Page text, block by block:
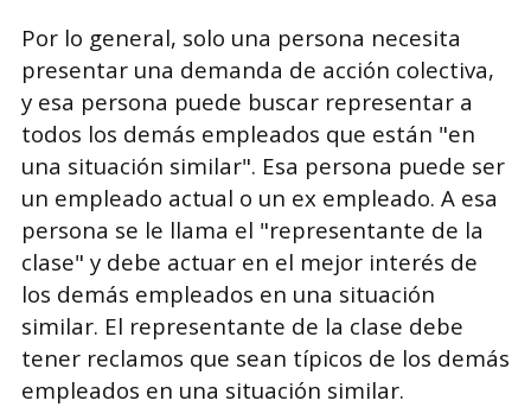
Por lo general, solo una persona necesita
presentar una demanda de acción colectiva,
y esa persona puede buscar representar a
todos los demás empleados que están "en
una situación similar". Esa persona puede ser
un empleado actual o un ex empleado. A esa
persona se le llama el "representante de la
clase" y debe actuar en el mejor interés de
los demás empleados en una situación
similar. El representante de la clase debe
tener reclamos que sean típicos de los demás
empleados en una situación similar.